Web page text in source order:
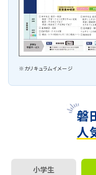
※カリキュラムイメージ
磐
人
小学生